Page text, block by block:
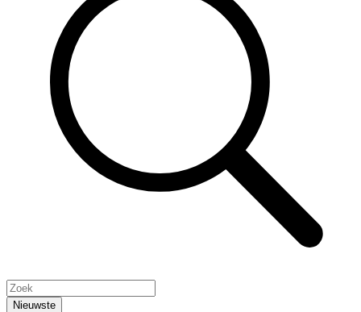
Nieuwste